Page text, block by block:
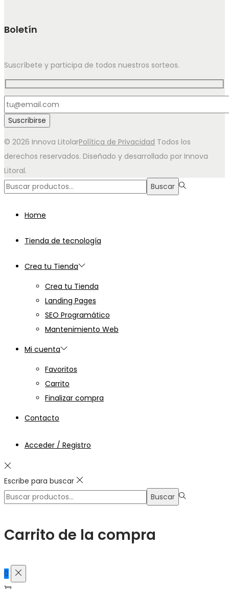
Boletín
Suscríbete y participa de todos nuestros sorteos.
© 2026 Innova LitolarPolítica de Privacidad Todos los
derechos reservados. Diseñado y desarrollado por Innova
Litoral.
Búsqueda
Buscar
Home
Tienda de tecnología
Crea tu Tienda
Crea tu Tienda
Landing Pages
SEO Programático
Mantenimiento Web
Mi cuenta
Favoritos
Carrito
Finalizar compra
Contacto
Acceder / Registro
Escribe para buscar
Búsqueda
Buscar
Carrito de la compra
0